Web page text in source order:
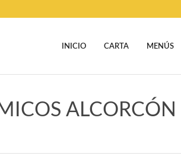
INICIO CARTA MENÚS
ALCORCÓN